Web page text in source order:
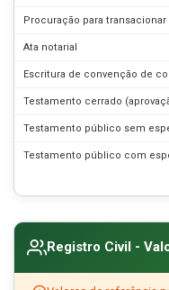
Procuração para
Ata notarial
Escritura de convenção de
Testamento cerrado
Testamento público sem
Testamento público com
Registro Civil -